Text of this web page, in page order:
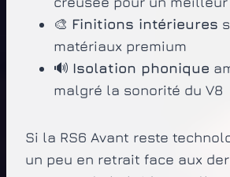
🎨 Finitions intérieures
matériaux premium
🔊 Isolation phonique
malgré la sonorité du V8
Si la RS6 Avant reste
un peu en retrait face aux